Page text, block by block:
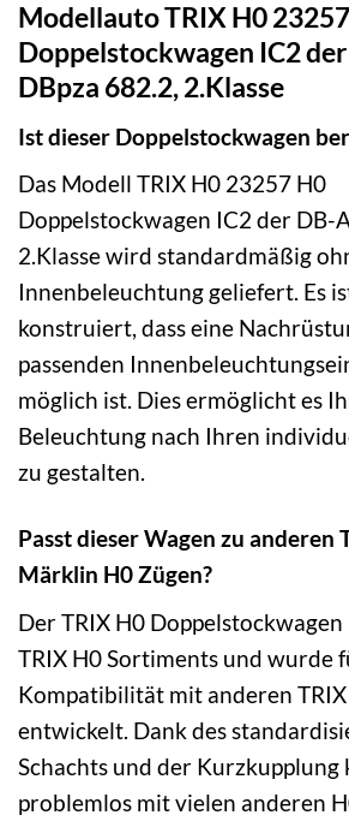
Modellauto TRIX H0
Doppelstockwagen IC2
DBpza 682.2, 2.Klasse
Ist dieser Doppelstockwagen
Das Modell TRIX H0 23257 H0
Doppelstockwagen IC2 der DB-
2.Klasse wird standardmäßig
Innenbeleuchtung geliefert. Es
konstruiert, dass eine
passenden
möglich ist. Dies ermöglicht es
Beleuchtung nach Ihren
zu gestalten.
Passt dieser Wagen zu anderen
Märklin H0 Zügen?
Der TRIX H0 Doppelstockwagen
TRIX H0 Sortiments und wurde
Kompatibilität mit anderen
entwickelt. Dank des
Schachts und der Kurzkupplung
problemlos mit vielen anderen